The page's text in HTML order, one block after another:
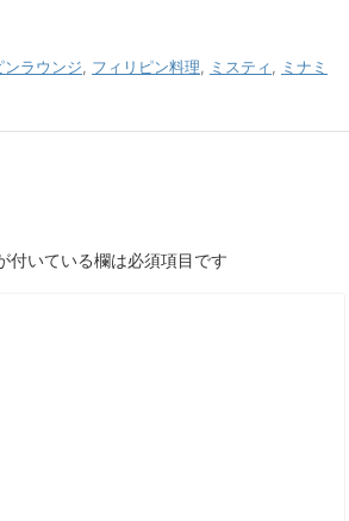
ンラウンジ フィリピン料理 ミスティ ミナミ
付いている欄は必須項目です